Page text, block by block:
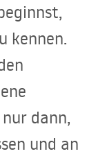
kennen.
dann,
und an